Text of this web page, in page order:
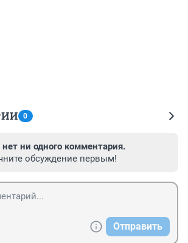
0
нет ни одного комментария.
обсуждение первым!
Отправить